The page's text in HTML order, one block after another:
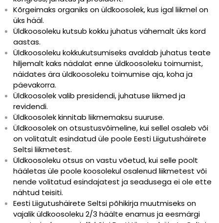
Kõrgeimaks organiks on üldkoosolek, kus igal liikmel on
üks hääl.
Üldkoosoleku kutsub kokku juhatus vähemalt üks kord
aastas.
Üldkoosoleku kokkukutsumiseks avaldab juhatus teate
hiljemalt kaks nädalat enne üldkoosoleku toimumist,
näidates ära üldkoosoleku toimumise aja, koha ja
päevakorra.
Üldkoosolek valib presidendi, juhatuse liikmed ja
revidendi.
Üldkoosolek kinnitab liikmemaksu suuruse.
Üldkoosolek on otsustusvõimeline, kui sellel osaleb või
on volitatult esindatud üle poole Eesti Liigutushäirete
Seltsi liikmetest.
Üldkoosoleku otsus on vastu võetud, kui selle poolt
hääletas üle poole koosolekul osalenud liikmetest või
nende volitatud esindajatest ja seadusega ei ole ette
nähtud teisiti.
Eesti Liigutushäirete Seltsi põhikirja muutmiseks on
vajalik üldkoosoleku 2/3 häälte enamus ja eesmärgi